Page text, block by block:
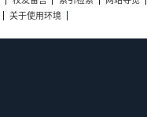
关于使用环境